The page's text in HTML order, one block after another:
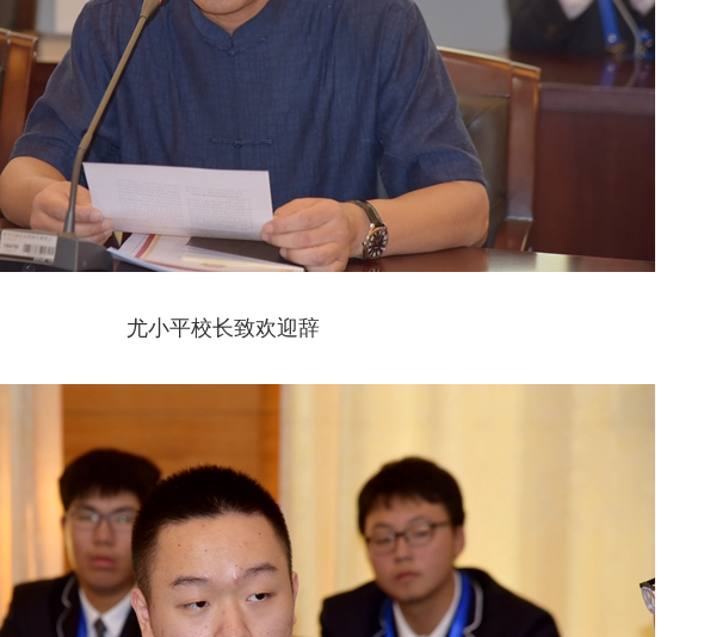
尤小平校长致欢迎辞